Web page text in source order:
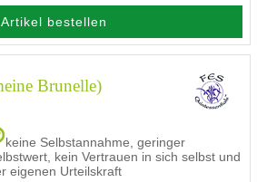
Artikel bestellen
Brunelle)
keine Selbstannahme, geringer
kein Vertrauen in sich selbst und
eigenen Urteilskraft